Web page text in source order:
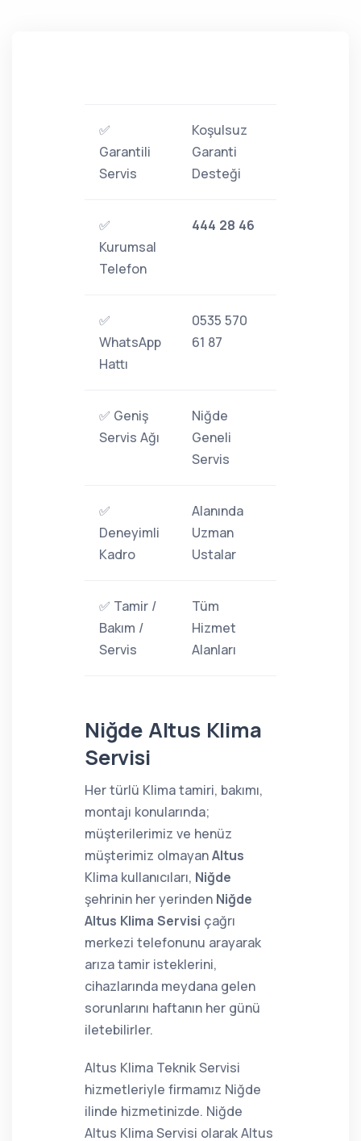
✅
Garantili
Servis
Koşulsuz
Garanti
Desteği
✅
Kurumsal
Telefon
444 28 46
✅
WhatsApp
Hattı
0535 570
61 87
✅ Geniş
Servis Ağı
Niğde
Geneli
Servis
✅
Deneyimli
Kadro
Alanında
Uzman
Ustalar
✅ Tamir /
Bakım /
Servis
Tüm
Hizmet
Alanları
Niğde Altus Klima
Servisi
Her türlü Klima tamiri, bakımı,
montajı konularında;
müşterilerimiz ve henüz
müşterimiz olmayanAltus
Klima kullanıcıları, Niğde
şehrinin her yerinden Niğde
Altus Klima Servisi çağrı
merkezi telefonunu arayarak
arıza tamir isteklerini,
cihazlarında meydana gelen
sorunlarını haftanın her günü
iletebilirler.
Altus Klima Teknik Servisi
hizmetleriyle firmamız Niğde
ilinde hizmetinizde. Niğde
Altus Klima Servisi olarak Altus